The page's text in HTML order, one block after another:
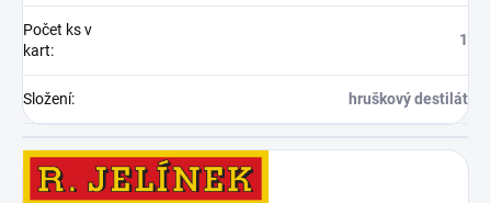
Počet ks v
kart:
1
Složení: hruškový destilát